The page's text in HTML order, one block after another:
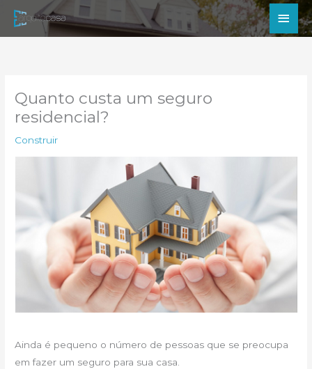
para
Quanto custa um seguro
residencial?
Construir
Ainda é pequeno o número de pessoas que se preocupa
em fazer um seguro para sua casa.